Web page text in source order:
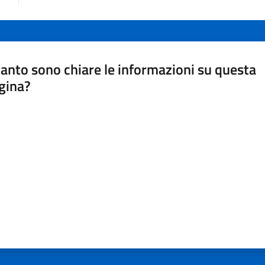
sono chiare le informazioni su questa